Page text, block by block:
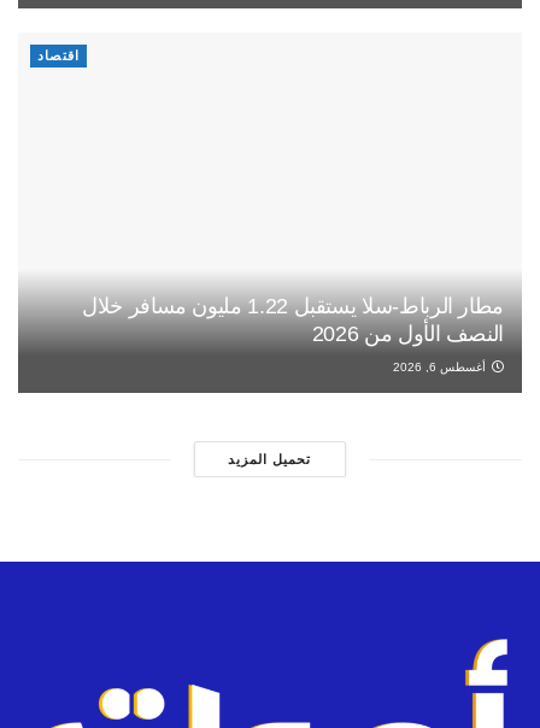
اقتصاد
مطار الرباط-سلا يستقبل 1.22 مليون مسافر خلال
النصف الأول من 2026
أغسطس 6, 2026
تحميل المزيد